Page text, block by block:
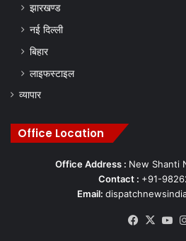
झारखण्ड
नई दिल्ली
बिहार
लाइफस्टाइल
व्यापार
Office Location
Office Address : New Shanti
Contact : +91-
Email:
X